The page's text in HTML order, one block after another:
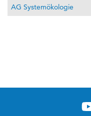
AG Systemökologie